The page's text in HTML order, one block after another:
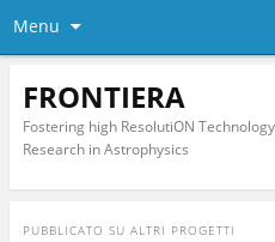
Menu
FRONTIERA
Fostering high ResolutiON
Research in Astrophysics
PUBBLICATO SU ALTRI PROGETTI